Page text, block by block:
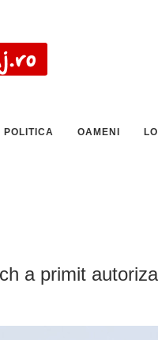
POLITICA OAMENI
a primit